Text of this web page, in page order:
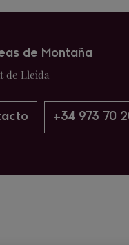
de Montaña
de Lleida
+34 973 70